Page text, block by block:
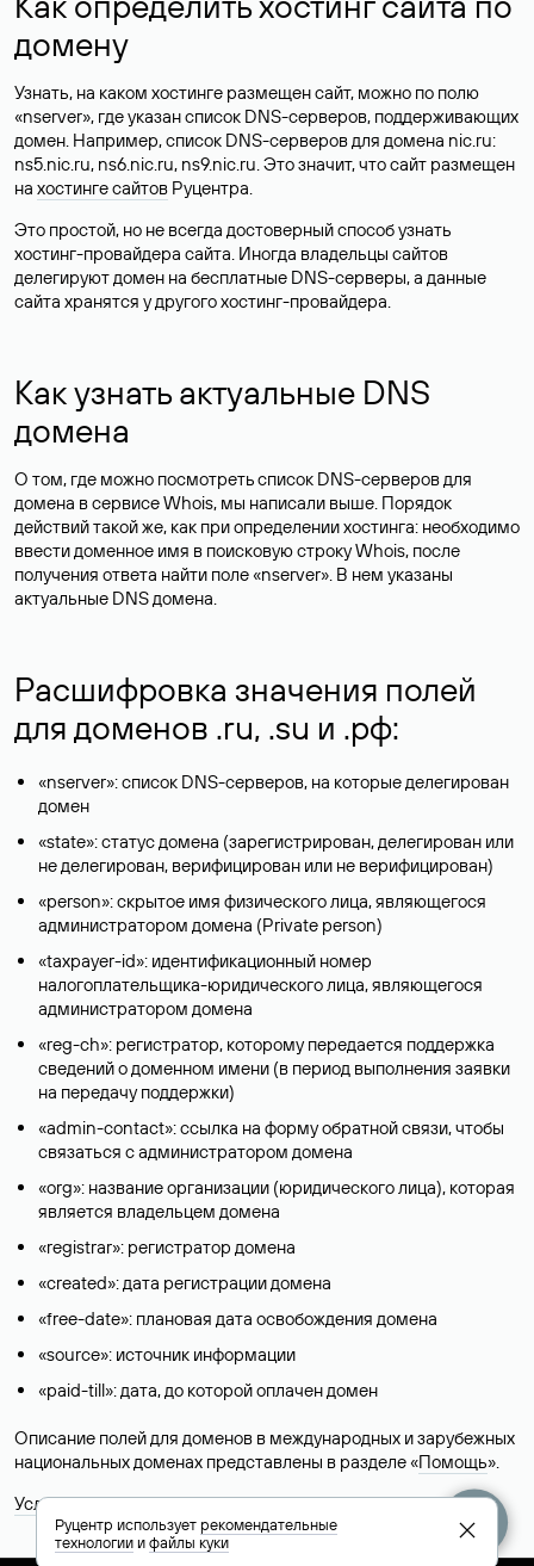
домену
Узнать, на каком хостинге размещен сайт, можно по полю
«nserver», где указан список DNS-серверов, поддерживающих
домен. Например, список DNS-серверов для домена nic.ru:
ns5.nic.ru, ns6.nic.ru, ns9.nic.ru. Это значит, что сайт размещен
на хостинге сайтов Руцентра.
Это простой, но не всегда достоверный способ узнать
хостинг-провайдера сайта. Иногда владельцы сайтов
делегируют домен на бесплатные DNS-серверы, а данные
сайта хранятся у другого хостинг-провайдера.
Как узнать актуальные DNS
домена
О том, где можно посмотреть список DNS-серверов для
домена в сервисе Whois, мы написали выше. Порядок
действий такой же, как при определении хостинга: необходимо
ввести доменное имя в поисковую строку Whois, после
получения ответа найти поле «nserver». В нем указаны
актуальные DNS домена.
Расшифровка значения полей
для доменов .ru, .su и .рф:
«nserver»: список DNS-серверов, на которые делегирован
домен
«state»: статус домена (зарегистрирован, делегирован или
не делегирован, верифицирован или не верифицирован)
«person»: скрытое имя физического лица, являющегося
администратором домена (Privatе person)
«taxpayer-id»: идентификационный номер
налогоплательщика-юридического лица, являющегося
администратором домена
«reg-ch»: регистратор, которому передается поддержка
сведений о доменном имени (в период выполнения заявки
на передачу поддержки)
«admin-contact»: ссылка на форму обратной связи, чтобы
связаться с администратором домена
«org»: название организации (юридического лица), которая
является владельцем домена
«registrar»: регистратор домена
«created»: дата регистрации домена
«free-date»: плановая дата освобождения домена
«source»: источник информации
«paid-till»: дата, до которой оплачен домен
Описание полей для доменов в международных и зарубежных
национальных доменах представлены в разделе «Помощь».
Условия использования Whois-сервиса
Руцентр используетрекомендательные
технологииифайлы куки